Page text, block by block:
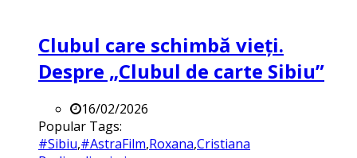
Clubul care schimbă vieți.
Despre „Clubul de carte Sibiu”
16/02/2026
Popular Tags:
#Sibiu,#AstraFilm,Roxana,Cristiana